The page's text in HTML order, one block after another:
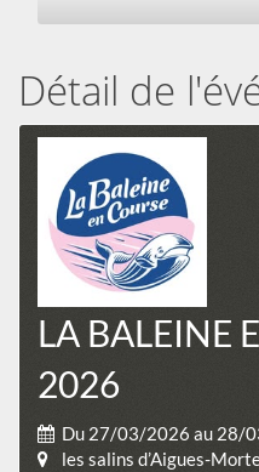
Détail de
LA BALEINE
2026
Du 27/03/2026 au 28/
les salins d’Aigues-